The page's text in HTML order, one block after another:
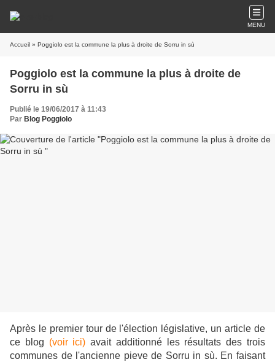
MENU
Accueil » Poggiolo est la commune la plus à droite de Sorru in sù
Poggiolo est la commune la plus à droite de
Sorru in sù
Publié le 19/06/2017 à 11:43
Par Blog Poggiolo
Après le premier tour de l'élection législative, un article de
ce blog (voir ici)avait additionné les résultats des trois
communes de l'ancienne pieve de Sorru in sù. En faisant